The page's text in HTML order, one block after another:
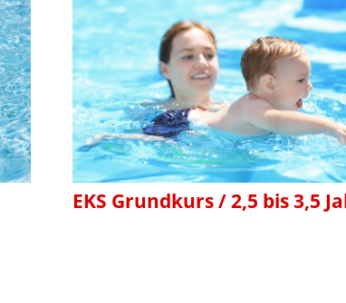
EKS Grundkurs / 2,5 bis 3,5